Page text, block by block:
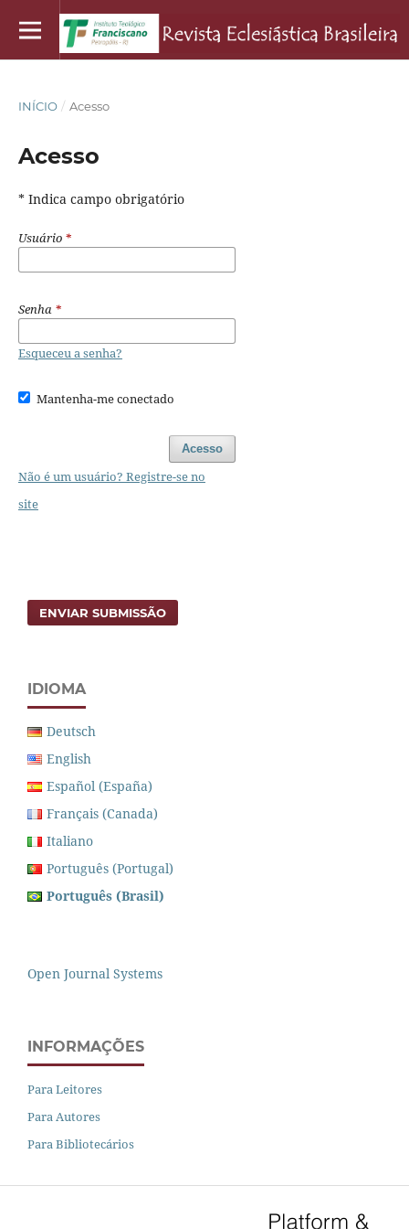
INÍCIO / Acesso
Acesso
* Indica campo obrigatório
Usuário *
Senha *
Esqueceu a senha?
Mantenha-me conectado
Acesso
Não é um usuário? Registre-se no
site
ENVIAR SUBMISSÃO
IDIOMA
Deutsch
English
Español (España)
Français (Canada)
Italiano
Português (Portugal)
Português (Brasil)
Open Journal Systems
INFORMAÇÕES
Para Leitores
Para Autores
Para Bibliotecários